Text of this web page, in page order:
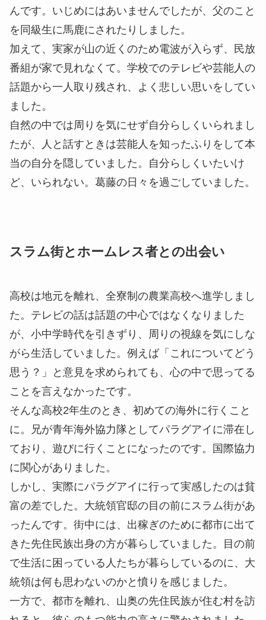
んです。いじめにはあいませんでしたが、父のこと
を同級生に馬鹿にされたりしました。
加えて、実家が山の近くのため電波が入らず、民放
番組が家で見れなくて。学校でのテレビや芸能人の
話題から一人取り残され、よく悲しい思いをしてい
ました。
自然の中では周りを気にせず自分らしくいられまし
たが、人と話すときは芸能人を知ったふりをして本
当の自分を隠していました。自分らしくいたいけ
ど、いられない。葛藤の日々を過ごしていました。
スラム街とホームレス者との出会い
高校は地元を離れ、全寮制の農業高校へ進学しまし
た。テレビの話は話題の中心ではなくなりました
が、小中学時代を引きずり、周りの視線を気にしな
がら生活していました。例えば「これについてどう
思う？」と意見を求められても、心の中で思ってる
ことを言えなかったです。
そんな高校2年生のとき、初めての海外に行くこと
に。兄が青年海外協力隊としてパラグアイに滞在し
ており、遊びに行くことになったのです。国際協力
に関心がありました。
しかし、実際にパラグアイに行って実感したのは貧
富の差でした。大統領官邸の目の前にスラム街があ
ったんです。街中には、出稼ぎのために都市に出て
きた先住民族出身の方が暮らしていました。目の前
で生活に困っている人たちが暮らしているのに、大
統領は何も思わないのかと憤りを感じました。
一方で、都市を離れ、山奥の先住民族が住む村を訪